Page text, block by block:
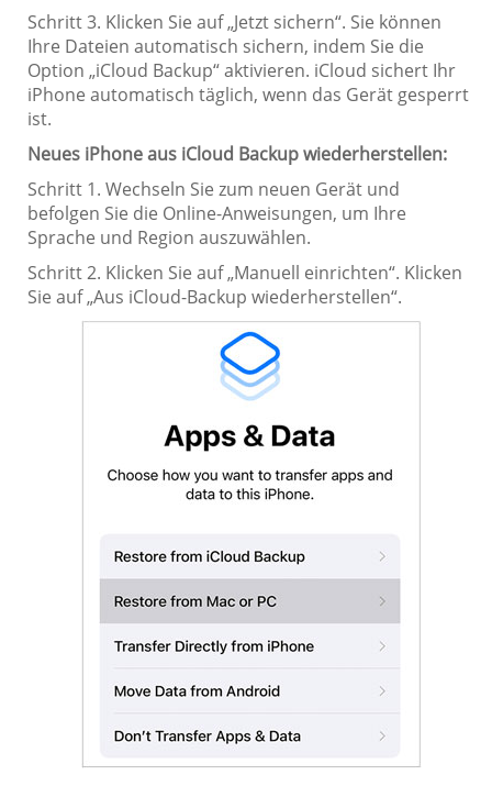
Schritt 3. Klicken Sie auf „Jetzt sichern“. Sie können
Ihre Dateien automatisch sichern, indem Sie die
Option „iCloud Backup“ aktivieren. iCloud sichert Ihr
iPhone automatisch täglich, wenn das Gerät gesperrt
ist.
Neues iPhone aus iCloud Backup wiederherstellen:
Schritt 1. Wechseln Sie zum neuen Gerät und
befolgen Sie die Online-Anweisungen, um Ihre
Sprache und Region auszuwählen.
Schritt 2. Klicken Sie auf „Manuell einrichten“. Klicken
Sie auf „Aus iCloud-Backup wiederherstellen“.